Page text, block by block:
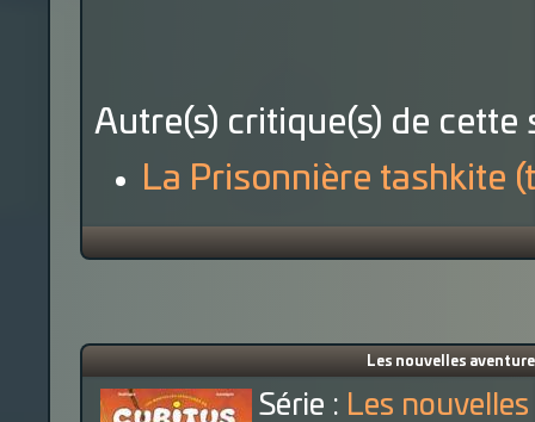
Autre(s) critique(s) de cette
La Prisonnière tashkite
Les nouvelles
Série : Les